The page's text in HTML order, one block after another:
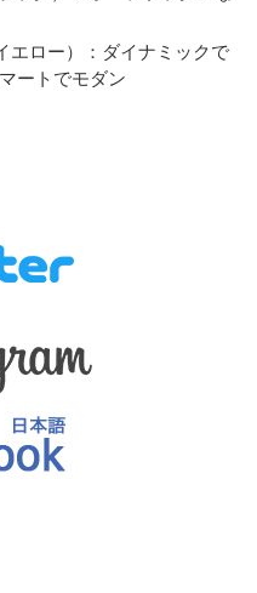
ロー）：ダイナミックで
ートでモダン